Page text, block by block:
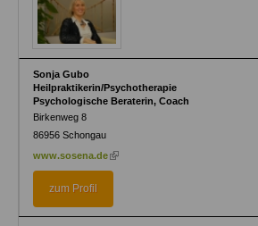
Sonja Gubo
Heilpraktikerin/Psychotherapie
Psychologische Beraterin, Coach
Birkenweg 8
86956 Schongau
www.sosena.de (link
zum Profil